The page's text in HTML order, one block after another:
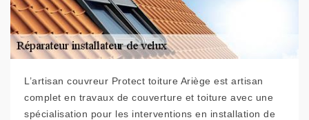
L’artisan couvreur Protect toiture Ariège est artisan
complet en travaux de couverture et toiture avec une
spécialisation pour les interventions en installation de